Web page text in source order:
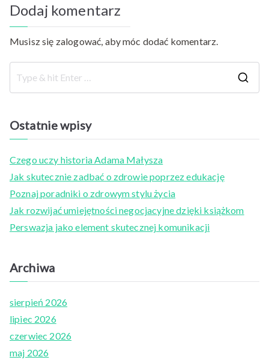
Dodaj komentarz
Musisz się zalogować , aby móc dodać komentarz.
Ostatnie wpisy
Czego uczy historia Adama Małysza
Jak skutecznie zadbać o zdrowie poprzez edukację
Poznaj poradniki o zdrowym stylu życia
Jak rozwijać umiejętności negocjacyjne dzięki książkom
Perswazja jako element skutecznej komunikacji
Archiwa
sierpień 2026
lipiec 2026
czerwiec 2026
maj 2026